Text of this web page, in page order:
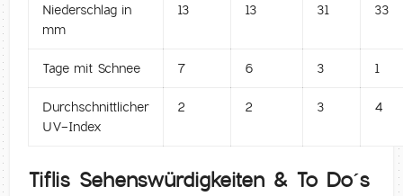
Niederschlag in
mm
13 13 31 33
Tage mit Schnee 7 6 3 1
Durchschnittlicher
UV-Index
2 2 3 4
Tiflis Sehenswürdigkeiten & To Do´s